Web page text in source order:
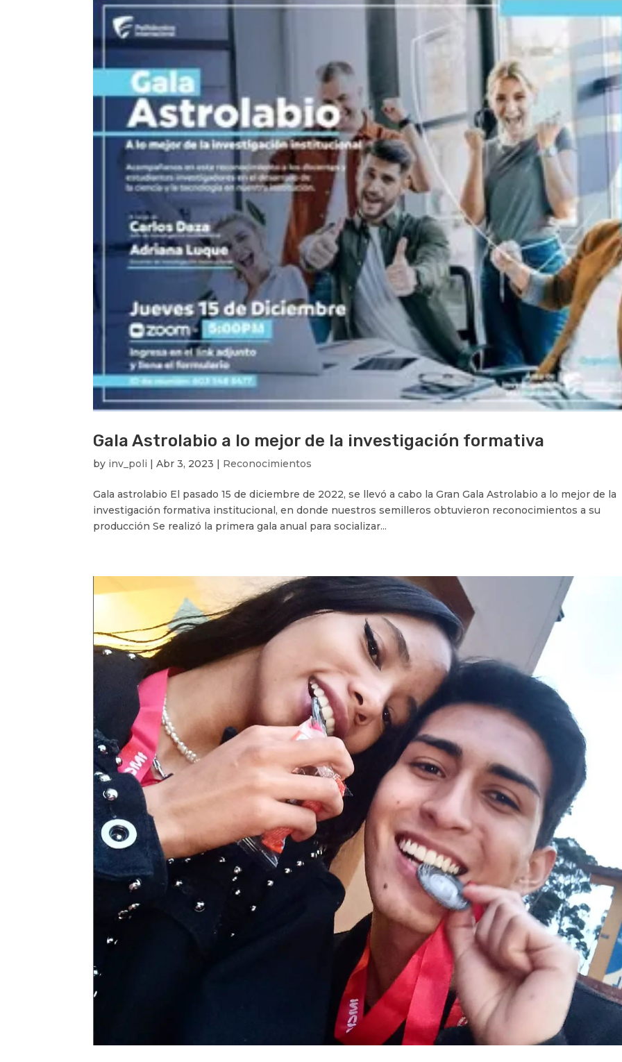
Gala Astrolabio a lo mejor de la investigación formativa
by inv_poli |Abr 3, 2023 | Reconocimientos
Gala astrolabio El pasado 15 de diciembre de 2022, se llevó a cabo la Gran Gala Astrolabio a lo mejor de la
investigación formativa institucional, en donde nuestros semilleros obtuvieron reconocimientos a su
producción Se realizó la primera gala anual para socializar...